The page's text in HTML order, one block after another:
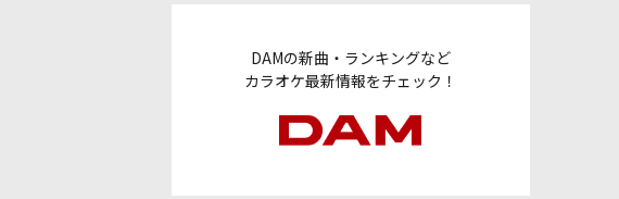
DAMの新曲・ランキングなど
カラオケ最新情報をチェック！